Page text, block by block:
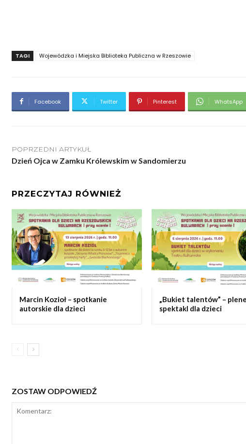
TAGI Wojewódzka i Miejska Biblioteka Publiczna w Rzeszowie
Facebook Twitter Pinterest WhatsApp
POPRZEDNI ARTYKUŁ
Dzień Ojca w Zamku Królewskim w Sandomierzu
PRZECZYTAJ RÓWNIEŻ
Marcin Kozioł – spotkanie
autorskie dla dzieci
„Bukiet talentów” –
spektakl dla dzieci
ZOSTAW ODPOWIEDŹ